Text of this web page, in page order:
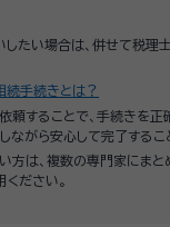
たい場合は、併せて税理
続手続きとは？
頼することで、手続きを
ながら安心して完了するこ
方は、複数の専門家にま
ください。